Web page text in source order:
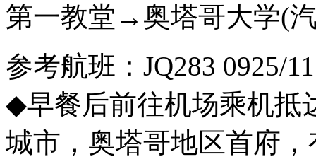
第一教堂→奥塔哥大学(
参考航班：JQ283 0925/
◆早餐后前往机场乘机抵
城市，奥塔哥地区首府